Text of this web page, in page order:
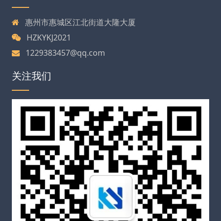
惠州市惠城区江北街道大隆大厦
HZKYKJ2021
1229383457@qq.com
关注我们